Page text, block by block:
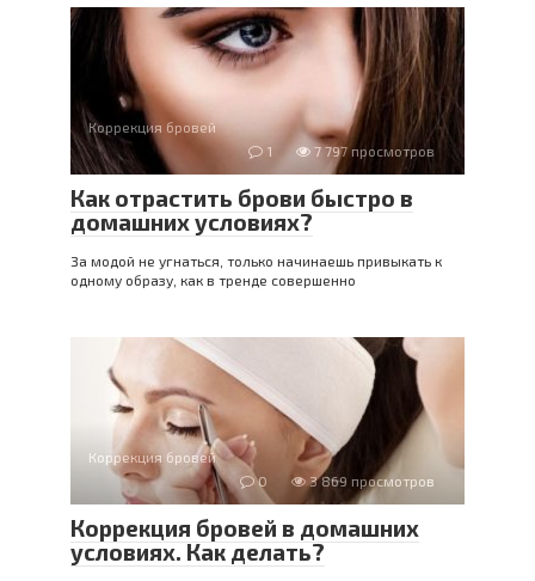
Коррекция бровей
1
7 797 просмотров
Как отрастить брови быстро в
домашних условиях?
За модой не угнаться, только начинаешь привыкать к
одному образу, как в тренде совершенно
Коррекция бровей
0
3 869 просмотров
Коррекция бровей в домашних
условиях. Как делать?